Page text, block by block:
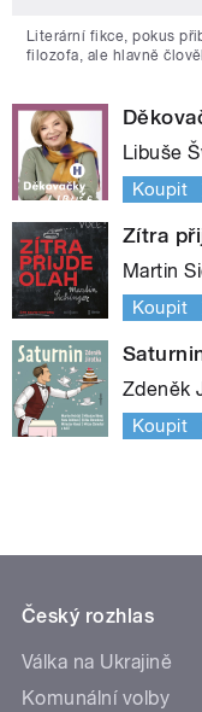
Literární fikce, pokus
filozofa, ale hlavně
Libuše
Koupit
Zítra
Martin
Koupit
Zdeněk
Koupit
Český rozhlas
Válka na Ukrajině
Komunální volby